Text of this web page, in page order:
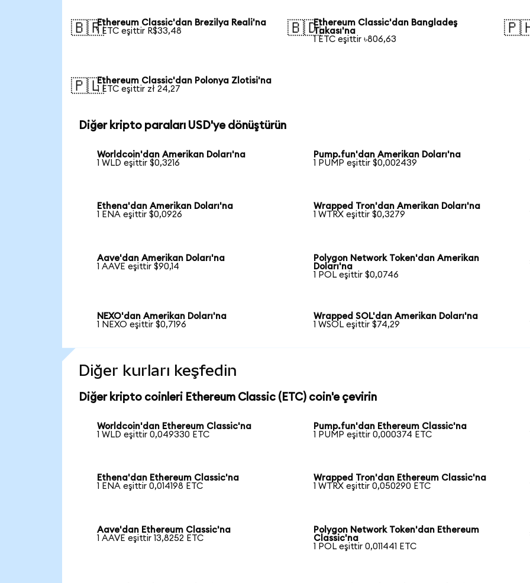
🇧🇷Ethereum Classic'dan Brezilya Reali'na
1 ETC eşittir R$33,48
🇧🇩Ethereum Classic'dan Bangladeş
Takası'na
1 ETC eşittir ৳806,63
🇵🇱Ethereum Classic'dan Polonya Zlotisi'na
1 ETC eşittir zł 24,27
Diğer kripto paraları USD'ye dönüştürün
Worldcoin'dan Amerikan Doları'na
1 WLD eşittir $0,3216
Pump.fun'dan Amerikan Doları'na
1 PUMP eşittir $0,002439
Ethena'dan Amerikan Doları'na
1 ENA eşittir $0,0926
Wrapped Tron'dan Amerikan Doları'na
1 WTRX eşittir $0,3279
Aave'dan Amerikan Doları'na
1 AAVE eşittir $90,14
Polygon Network Token'dan Amerikan
Doları'na
1 POL eşittir $0,0746
NEXO'dan Amerikan Doları'na
1 NEXO eşittir $0,7196
Wrapped SOL'dan Amerikan Doları'na
1 WSOL eşittir $74,29
Diğer kurları keşfedin
Diğer kripto coinleri Ethereum Classic (ETC) coin'e çevirin
Worldcoin'dan Ethereum Classic'na
1 WLD eşittir 0,049330 ETC
Pump.fun'dan Ethereum Classic'na
1 PUMP eşittir 0,000374 ETC
Ethena'dan Ethereum Classic'na
1 ENA eşittir 0,014198 ETC
Wrapped Tron'dan Ethereum Classic'na
1 WTRX eşittir 0,050290 ETC
Aave'dan Ethereum Classic'na
1 AAVE eşittir 13,8252 ETC
Polygon Network Token'dan Ethereum
Classic'na
1 POL eşittir 0,011441 ETC